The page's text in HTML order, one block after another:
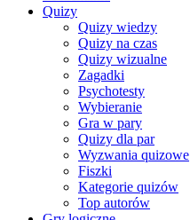
Quizy
Quizy wiedzy
Quizy na czas
Quizy wizualne
Zagadki
Psychotesty
Wybieranie
Gra w pary
Quizy dla par
Wyzwania quizowe
Fiszki
Kategorie quizów
Top autorów